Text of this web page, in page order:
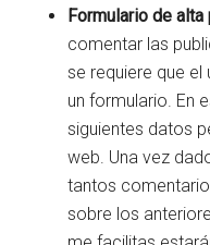
Formulario de
comentar las
se requiere que
un formulario. En
siguientes datos
web. Una vez
tantos
sobre los